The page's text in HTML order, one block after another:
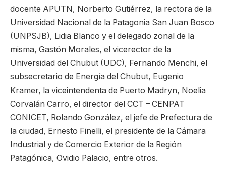
docente APUTN, Norberto Gutiérrez, la rectora de la
Universidad Nacional de la Patagonia San Juan Bosco
(UNPSJB), Lidia Blanco y el delegado zonal de la
misma, Gastón Morales, el vicerector de la
Universidad del Chubut (UDC), Fernando Menchi, el
subsecretario de Energía del Chubut, Eugenio
Kramer, la viceintendenta de Puerto Madryn, Noelia
Corvalán Carro, el director del CCT – CENPAT
CONICET, Rolando González, el jefe de Prefectura de
la ciudad, Ernesto Finelli, el presidente de la Cámara
Industrial y de Comercio Exterior de la Región
Patagónica, Ovidio Palacio, entre otros.